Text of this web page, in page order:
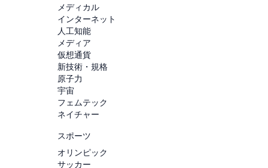
メディカル
インターネット
人工知能
メディア
仮想通貨
新技術・規格
原子力
宇宙
フェムテック
ネイチャー
スポーツ
オリンピック
サッカー